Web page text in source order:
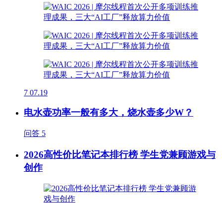
7 07.19
电水壶功率一般有多大，烧水壶多少W？
问答 5
2026高性价比笔记本排行榜 学生党兼顾游戏与
创作